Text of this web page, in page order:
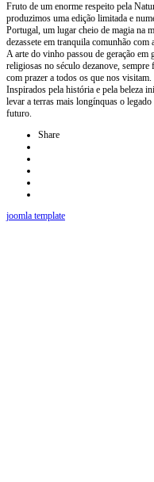
Fruto de um enorme respeito pela
produzimos uma edição limitada e
Portugal, um lugar cheio de magia na
dezassete em tranquila comunhão com
A arte do vinho passou de geração em
religiosas no século dezanove,
com prazer a todos os que nos visitam.
Inspirados pela história e pela beleza
levar a terras mais longínquas o
futuro.
Share
joomla template